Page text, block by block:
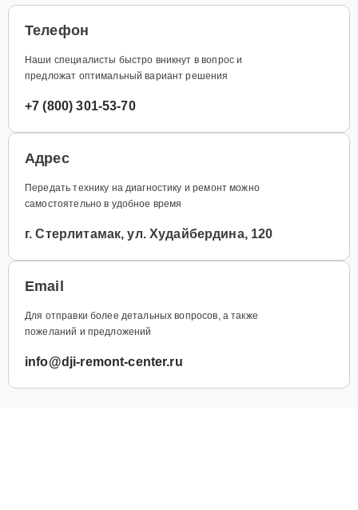
Телефон
Наши специалисты быстро вникнут в вопрос и
предложат оптимальный вариант решения
+7 (800) 301-53-70
Адрес
Передать технику на диагностику и ремонт можно
самостоятельно в удобное время
г. Стерлитамак, ул. Худайбердина, 120
Email
Для отправки более детальных вопросов, а также
пожеланий и предложений
info@dji-remont-center.ru